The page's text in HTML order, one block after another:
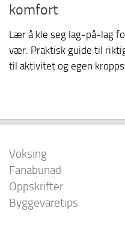
komfort
Lær å kle seg lag-på-lag
vær. Praktisk guide til
til aktivitet og egen
Voksing
Fanabunad
Oppskrifter
Byggevaretips